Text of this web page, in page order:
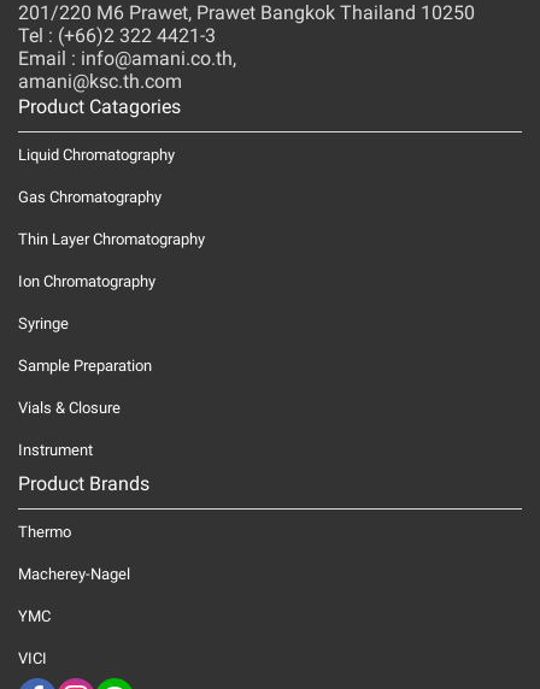
201/220 M6 Prawet, Prawet Bangkok Thailand 10250
Tel : (+66)2 322 4421-3
Email : info@amani.co.th,
amani@ksc.th.com
Product Catagories
Liquid Chromatography
Gas Chromatography
Thin Layer Chromatography
Ion Chromatography
Syringe
Sample Preparation
Vials & Closure
Instrument
Product Brands
Thermo
Macherey-Nagel
YMC
VICI